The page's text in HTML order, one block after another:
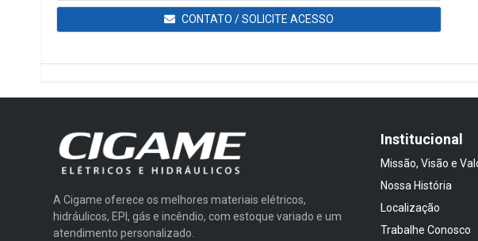
CONTATO / SOLICITE ACESSO
A Cigame oferece os melhores materiais elétricos,
hidráulicos, EPI, gás e incêndio, com estoque variado e um
atendimento personalizado.
Institucional
Missão, Visão e
Nossa História
Localização
Trabalhe Conosco